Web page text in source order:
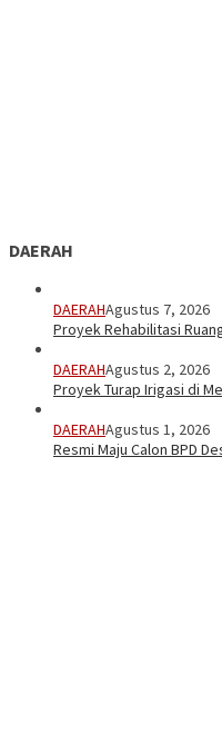
DAERAH
DAERAHAgustus 7, 2026
Proyek Rehabilitasi
DAERAHAgustus 2, 2026
Proyek Turap Irigasi di
DAERAHAgustus 1, 2026
Resmi Maju Calon BPD